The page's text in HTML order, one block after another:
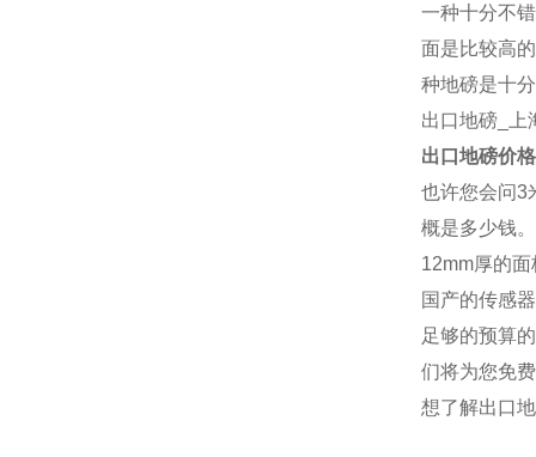
一种十分不
面是比较高
种地磅是十
出口地磅_上
出口地磅价
也许您会问3
概是多少钱
12mm厚的
国产的传感
足够的预算
们将为您免
想了解出口